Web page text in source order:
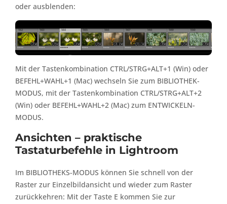
oder ausblenden:
Mit der Tastenkombination CTRL/STRG+ALT+1 (Win) oder
BEFEHL+WAHL+1 (Mac) wechseln Sie zum BIBLIOTHEK-
MODUS, mit der Tastenkombination CTRL/STRG+ALT+2
(Win) oder BEFEHL+WAHL+2 (Mac) zum ENTWICKELN-
MODUS.
Ansichten – praktische
Tastaturbefehle in Lightroom
Im BIBLIOTHEKS-MODUS können Sie schnell von der
Raster zur Einzelbildansicht und wieder zum Raster
zurückkehren: Mit der Taste E kommen Sie zur